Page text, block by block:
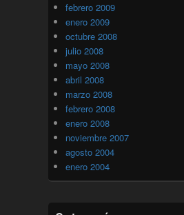
febrero 2009
enero 2009
octubre 2008
julio 2008
mayo 2008
abril 2008
marzo 2008
febrero 2008
enero 2008
noviembre 2007
agosto 2004
enero 2004